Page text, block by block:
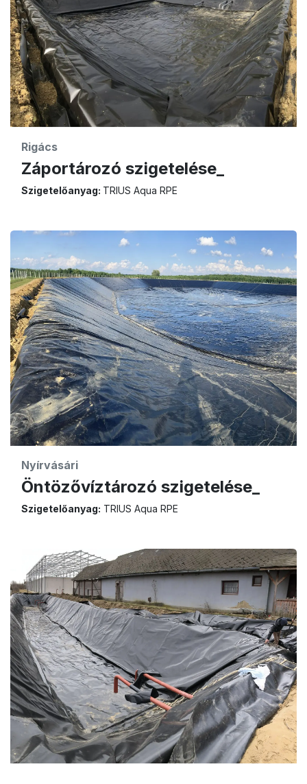
Rigács
Záportározó szigetelése_
Szigetelőanyag: TRIUS Aqua RPE
Nyírvásári
Öntözővíztározó szigetelése_
Szigetelőanyag: TRIUS Aqua RPE